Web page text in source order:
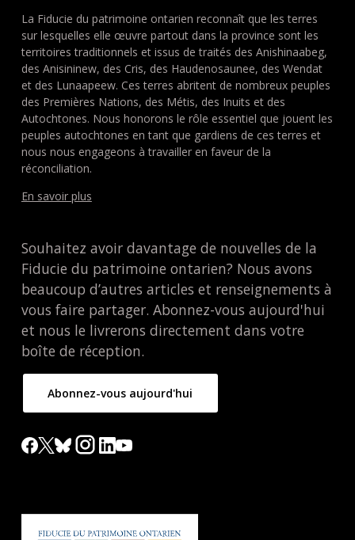
La Fiducie du patrimoine ontarien reconnaît que les terres
sur lesquelles elle œuvre partout dans la province sont les
territoires traditionnels et issus de traités des Anishinaabeg,
des Anisininew, des Cris, des Haudenosaunee, des Wendat
et des Lunaapeew. Ces terres abritent de nombreux peuples
des Premières Nations, des Métis, des Inuits et des
Autochtones. Nous honorons le rôle essentiel que jouent les
peuples autochtones en tant que gardiens de ces terres et
nous nous engageons à travailler en faveur de la
réconciliation.
En savoir plus
Souhaitez avoir davantage de nouvelles de la
Fiducie du patrimoine ontarien? Nous avons
beaucoup d’autres articles et renseignements à
vous faire partager. Abonnez-vous aujourd'hui
et nous le livrerons directement dans votre
boîte de réception.
Abonnez-vous aujourd'hui